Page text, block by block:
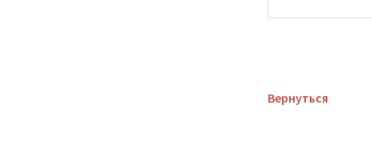
Вернуться